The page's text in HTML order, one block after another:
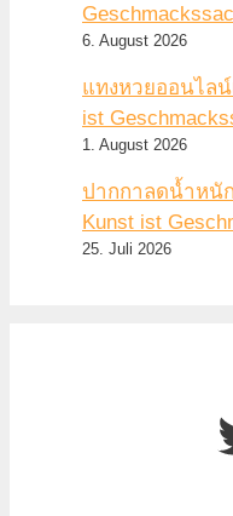
6. August 2026
แทงหวยออนไลน์
ist
1. August 2026
ปากกาลดน้ำหนั
Kunst ist
25. Juli 2026